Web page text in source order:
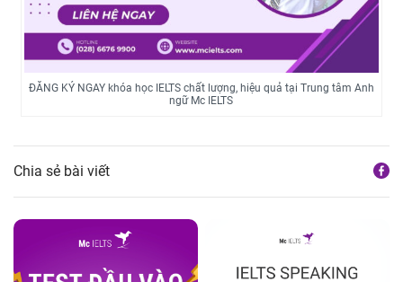
ĐĂNG KÝ NGAY khóa học IELTS chất lượng, hiệu quả tại Trung tâm Anh
ngữ Mc IELTS
Chia sẻ bài viết